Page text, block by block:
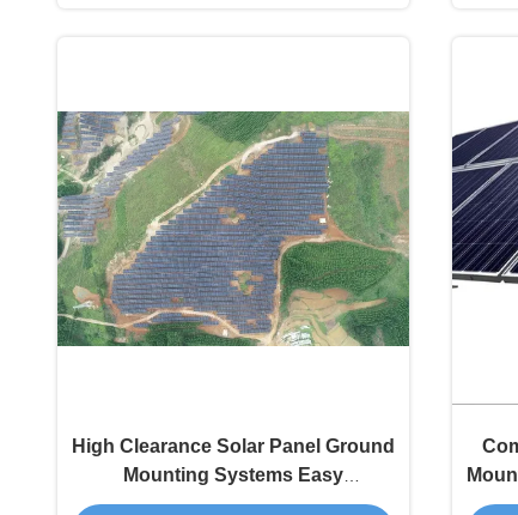
High Clearance Solar Panel Ground
Mounting Systems Easy
Installation 0-60 Degrees Tilt Angle